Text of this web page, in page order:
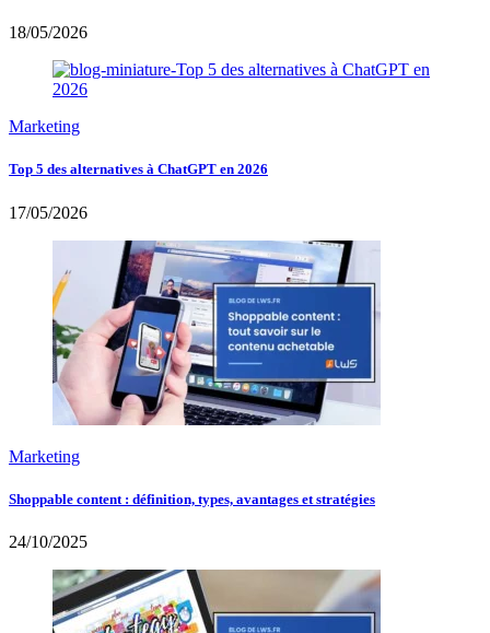
18/05/2026
Marketing
Top 5 des alternatives à ChatGPT en 2026
17/05/2026
Marketing
Shoppable content : définition, types, avantages et stratégies
24/10/2025